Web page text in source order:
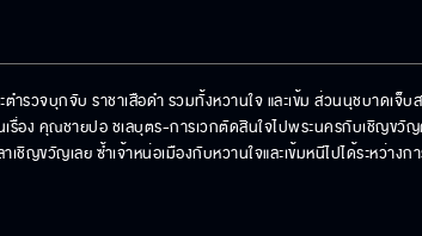
รวจบุกจับ ราชาเสือดำ รวมทั้งหวานใจ และเข้ม ส่วนนุชบาดเจ็
รื่อง คุณชายปอ ชเลบุตร-การเวกตัดสินใจไปพระนครกับเชิญข
ชิญขวัญเลย ซ้ำเจ้าหน่อเมืองกับหวานใจและเข้มหนีไปได้ระหว่าง